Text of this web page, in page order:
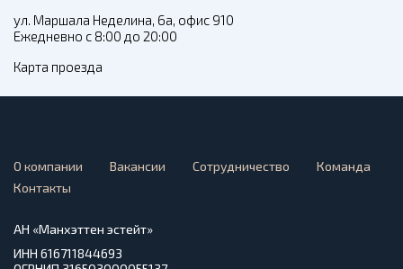
ул. Маршала Неделина, 6а, офис 910
Ежедневно с 8:00 до 20:00
Карта проезда
О компании Вакансии Сотрудничество
Команда
Контакты
АН «Манхэттен эстейт»
ИНН 616711844693